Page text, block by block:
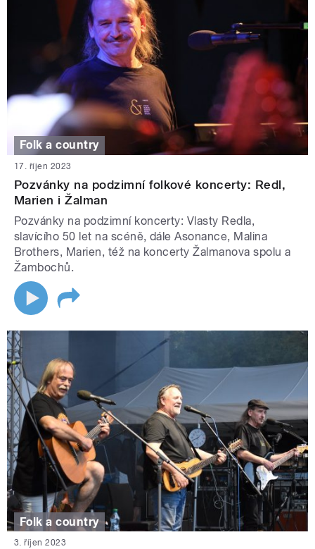
Folk a country
17. říjen 2023
Pozvánky na podzimní folkové koncerty: Redl,
Marien i Žalman
Pozvánky na podzimní koncerty: Vlasty Redla,
slavícího 50 let na scéně, dále Asonance, Malina
Brothers, Marien, též na koncerty Žalmanova spolu a
Žambochů.
Folk a country
3. říjen 2023